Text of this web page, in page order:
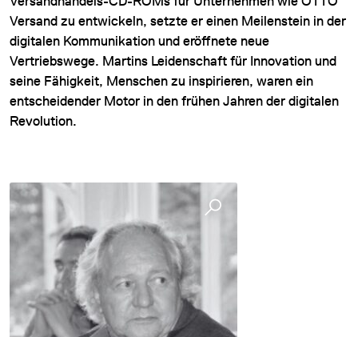
Versand zu entwickeln, setzte er einen Meilenstein in der
digitalen Kommunikation und eröffnete neue
Vertriebswege. Martins Leidenschaft für Innovation und
seine Fähigkeit, Menschen zu inspirieren, waren ein
entscheidender Motor in den frühen Jahren der digitalen
Revolution.